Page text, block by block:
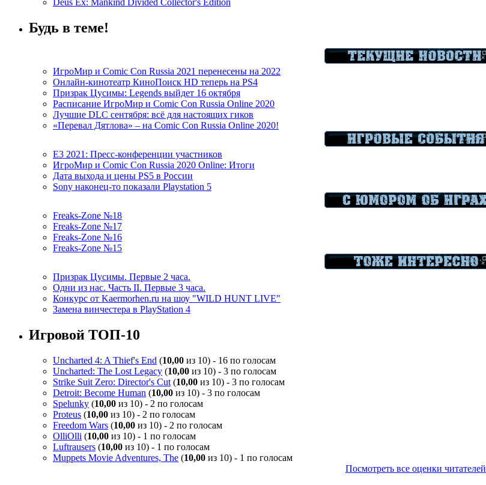
Deus Ex: Mankind Divided Collector's Edition
Будь в теме!
ИгроМир и Comic Con Russia 2021 перенесены на 2022
Онлайн-кинотеатр КиноПоиск HD теперь на PS4
Призрак Цусимы: Legends выйдет 16 октября
Расписание ИгроМир и Comic Con Russia Online 2020
Лучшие DLC сентября: всё для настоящих гиков
«Перевал Дятлова» – на Comic Con Russia Online 2020!
E3 2021: Пресс-конференции участников
ИгроМир и Comic Con Russia 2020 Online: Итоги
Дата выхода и цены PS5 в России
Sony наконец-то показали Playstation 5
Freaks-Zone №18
Freaks-Zone №17
Freaks-Zone №16
Freaks-Zone №15
Призрак Цусимы. Первые 2 часа.
Одни из нас. Часть II. Первые 3 часа.
Конкурс от Kaermorhen.ru на шоу "WILD HUNT LIVE"
Замена винчестера в PlayStation 4
Игровой ТОП-10
Uncharted 4: A Thief's End (10,00 из 10) - 16 по голосам
Uncharted: The Lost Legacy (10,00 из 10) - 3 по голосам
Strike Suit Zero: Director's Cut (10,00 из 10) - 3 по голосам
Detroit: Become Human (10,00 из 10) - 3 по голосам
Spelunky (10,00 из 10) - 2 по голосам
Proteus (10,00 из 10) - 2 по голосам
Freedom Wars (10,00 из 10) - 2 по голосам
OlliOlli (10,00 из 10) - 1 по голосам
Luftrausers (10,00 из 10) - 1 по голосам
Muppets Movie Adventures, The (10,00 из 10) - 1 по голосам
Посмотреть все оценки читателей